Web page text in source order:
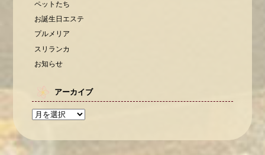
ペットたち
お誕生日エステ
プルメリア
スリランカ
お知らせ
アーカイブ